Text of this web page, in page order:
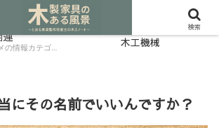
広葉樹をネットで購入: おすすめ材木店ガイド
連
木製家具に関連するオススメの情報カテゴリーです。 木工機械
にその名前でいいんですか？
検索